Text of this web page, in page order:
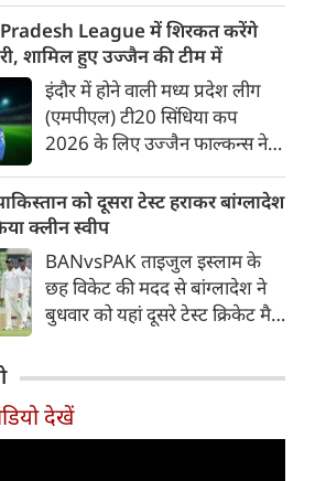
टूर्नामेंट में दूसरे सबसे ज़्यादा हैं। सबसे
ज़्यादा 59 छक्के क्रिस गेल ने
आईपीएल 2012 में लगाए थे।
सूर्यवंशी की नज़रें अब गेल के रिकॉर्ड
पर होंगी।
League में शिरकत करेंगे
शामिल हुए उज्जैन की टीम में
इंदौर में होने वाली मध्य प्रदेश लीग
(एमपीएल) टी20 सिंधिया कप
2026 के लिए उज्जैन फाल्कन्स ने
जिसमें युवा ऑलराउंडर माधव तिवारी
सबसे बड़े आकर्षण के रूप में
उभरकर सामने आए हैं। इंडियन
प्रीमियर लीग में दिल्ली कैपिटल्स का
हिस्सा रहे माधव तिवारी इस समय
मध्य प्रदेश के सबसे चर्चित युवा
को दूसरा टेस्ट हराकर बांग्लादेश
क्लीन स्वीप
BANvsPAK ताइजुल इस्लाम के
छह विकेट की मदद से बांग्लादेश ने
बुधवार को यहां दूसरे टेस्ट क्रिकेट मैच
का पीछा करते हुए 358 रन पर
आउट हो गई। बांग्लादेश ने पहला
देखें